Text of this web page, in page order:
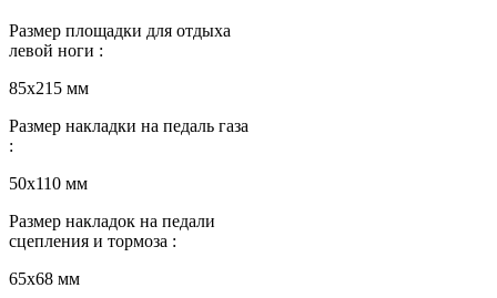
Размер площадки для отдыха
левой ноги :
85х215 мм
Размер накладки на педаль газа
:
50х110 мм
Размер накладок на педали
сцепления и тормоза :
65х68 мм